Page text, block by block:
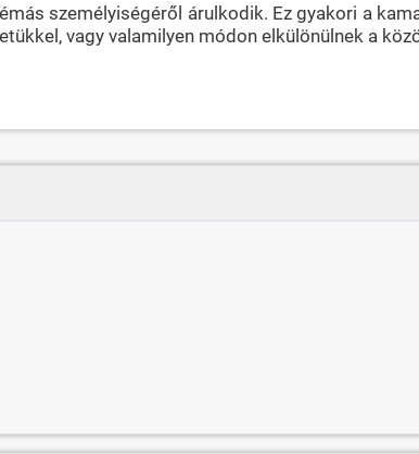
személyiségéről árulkodik. Ez gyakori a
vagy valamilyen módon elkülönülnek a